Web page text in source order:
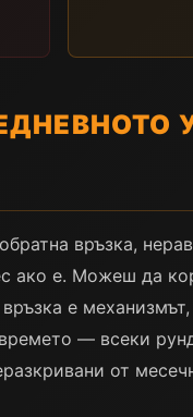
връзка,
ако е. Можеш да
е
— всеки
от